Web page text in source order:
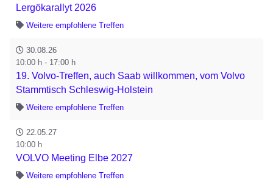
Lergökarallyt 2026
Weitere empfohlene Treffen
30.08.26
10:00 h - 17:00 h
19. Volvo-Treffen, auch Saab willkommen, vom Volvo
Stammtisch Schleswig-Holstein
Weitere empfohlene Treffen
22.05.27
10:00 h
VOLVO Meeting Elbe 2027
Weitere empfohlene Treffen